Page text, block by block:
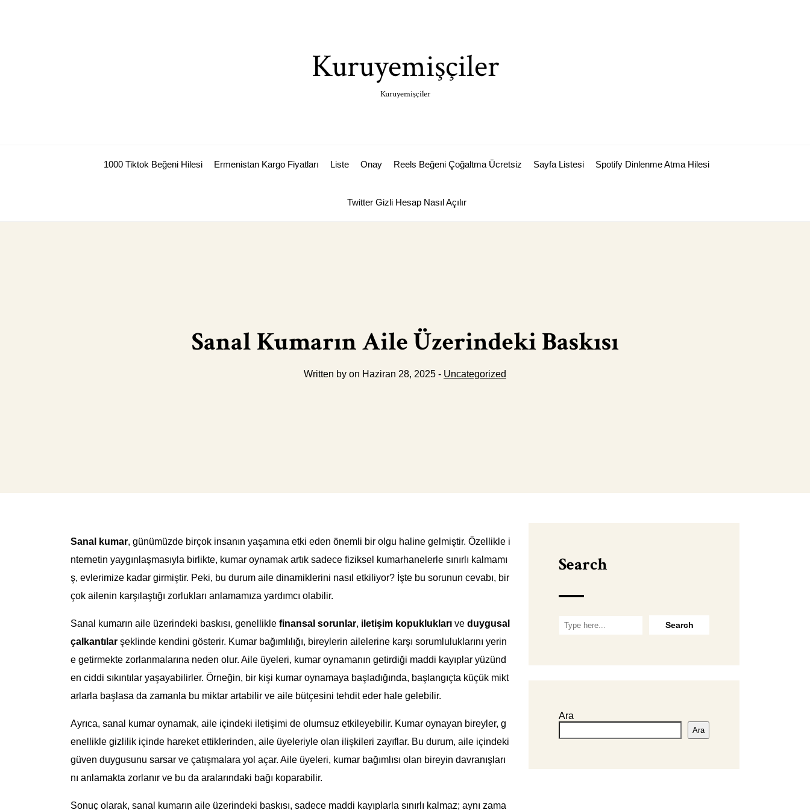
Kuruyemişçiler
Kuruyemişçiler
1000 Tiktok Beğeni Hilesi Ermenistan Kargo Fiyatları Liste Onay Reels Beğeni Çoğaltma Ücretsiz Sayfa Listesi Spotify Dinlenme Atma Hilesi
Twitter Gizli Hesap Nasıl Açılır
Sanal Kumarın Aile Üzerindeki Baskısı
Written by on Haziran 28, 2025 - Uncategorized
Sanal kumar, günümüzde birçok insanın yaşamına etki eden önemli bir olgu haline gelmiştir. Özellikle i
nternetin yaygınlaşmasıyla birlikte, kumar oynamak artık sadece fiziksel kumarhanelerle sınırlı kalmamı
ş, evlerimize kadar girmiştir. Peki, bu durum aile dinamiklerini nasıl etkiliyor? İşte bu sorunun cevabı, bir
çok ailenin karşılaştığı zorlukları anlamamıza yardımcı olabilir.
Sanal kumarın aile üzerindeki baskısı, genellikle finansal sorunlar, iletişim kopuklukları ve duygusal
çalkantılar şeklinde kendini gösterir. Kumar bağımlılığı, bireylerin ailelerine karşı sorumluluklarını yerin
e getirmekte zorlanmalarına neden olur. Aile üyeleri, kumar oynamanın getirdiği maddi kayıplar yüzünd
en ciddi sıkıntılar yaşayabilirler. Örneğin, bir kişi kumar oynamaya başladığında, başlangıçta küçük mikt
arlarla başlasa da zamanla bu miktar artabilir ve aile bütçesini tehdit eder hale gelebilir.
Ayrıca, sanal kumar oynamak, aile içindeki iletişimi de olumsuz etkileyebilir. Kumar oynayan bireyler, g
enellikle gizlilik içinde hareket ettiklerinden, aile üyeleriyle olan ilişkileri zayıflar. Bu durum, aile içindeki
güven duygusunu sarsar ve çatışmalara yol açar. Aile üyeleri, kumar bağımlısı olan bireyin davranışları
nı anlamakta zorlanır ve bu da aralarındaki bağı koparabilir.
Sonuç olarak, sanal kumarın aile üzerindeki baskısı, sadece maddi kayıplarla sınırlı kalmaz; aynı zama
Search
Ara
Ara